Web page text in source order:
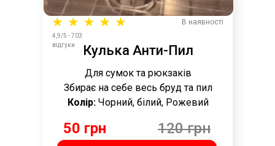
120 грн
50 грн
Кулька Анти-Пил
Для сумок та рюкзаків
Збирає на себе весь бруд та пил
Колір: Чорний, білий, Рожевий
В наявності
4,9/5 - 703
відгуки